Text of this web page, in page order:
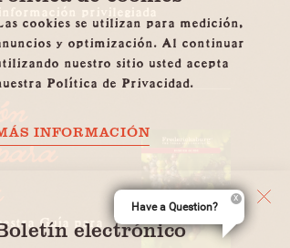
privilegiada
Guía para
cookies se utilizan para medición,
y optimización. Al continuar
nuestro sitio usted acepta
Política de Privacidad.
INFORMACIÓN
electrónico
Have a Question?